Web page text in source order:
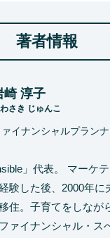
著者情報
崎 淳子
さき じゅんこ
ァイナンシャルプラン
」代表。 マーケ
験した後、2000年に
住。子育てをしなが
ァイナンシャル・ス